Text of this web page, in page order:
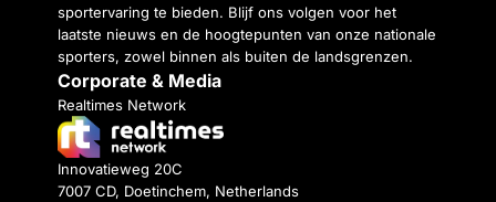
sportervaring te bieden. Blijf ons volgen voor het
laatste nieuws en de hoogtepunten van onze nationale
sporters, zowel binnen als buiten de landsgrenzen.
Corporate & Media
Realtimes Network
Innovatieweg 20C
7007 CD, Doetinchem, Netherlands